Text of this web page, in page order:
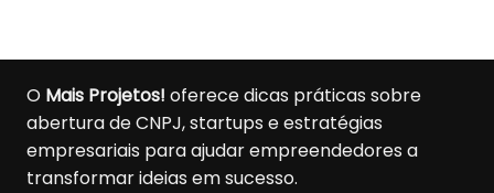
O Mais Projetos! oferece dicas práticas sobre
abertura de CNPJ, startups e estratégias
empresariais para ajudar empreendedores a
transformar ideias em sucesso.